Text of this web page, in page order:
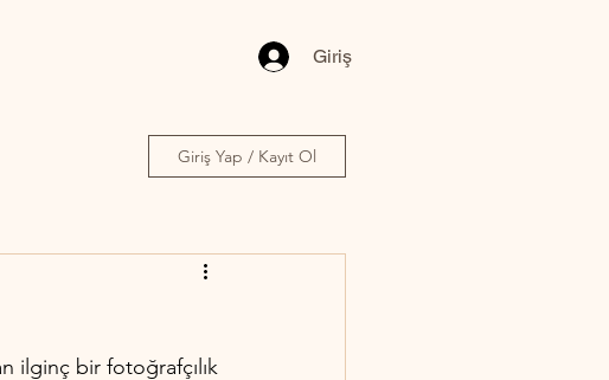
Giriş
Giriş Yap / Kayıt Ol
ilginç bir fotoğrafçılık